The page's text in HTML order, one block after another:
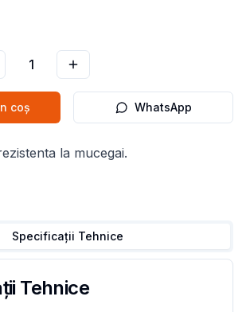
1
coș WhatsApp
la mucegai.
Specificații Tehnice
Tehnice